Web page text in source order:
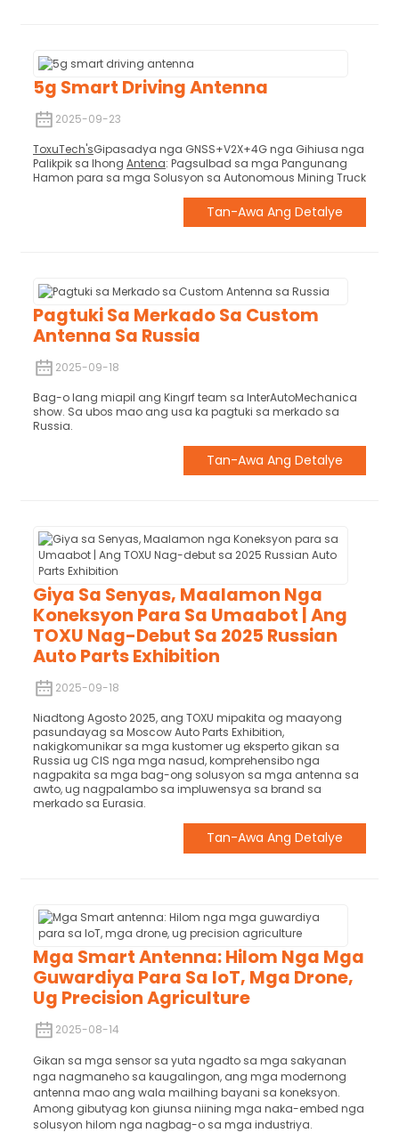
5g Smart Driving Antenna
2025-09-23
ToxuTech'sGipasadya nga GNSS+V2X+4G nga Gihiusa nga
Palikpik sa Ihong Antena: Pagsulbad sa mga Pangunang
Hamon para sa mga Solusyon sa Autonomous Mining Truck
Tan-Awa Ang Detalye
Pagtuki Sa Merkado Sa Custom
Antenna Sa Russia
2025-09-18
Bag-o lang miapil ang Kingrf team sa InterAutoMechanica
show. Sa ubos mao ang usa ka pagtuki sa merkado sa
Russia.
Tan-Awa Ang Detalye
Giya Sa Senyas, Maalamon Nga
Koneksyon Para Sa Umaabot | Ang
TOXU Nag-Debut Sa 2025 Russian
Auto Parts Exhibition
2025-09-18
Niadtong Agosto 2025, ang TOXU mipakita og maayong
pasundayag sa Moscow Auto Parts Exhibition,
nakigkomunikar sa mga kustomer ug eksperto gikan sa
Russia ug CIS nga mga nasud, komprehensibo nga
nagpakita sa mga bag-ong solusyon sa mga antenna sa
awto, ug nagpalambo sa impluwensya sa brand sa
merkado sa Eurasia.
Tan-Awa Ang Detalye
Mga Smart Antenna: Hilom Nga Mga
Guwardiya Para Sa IoT, Mga Drone,
Ug Precision Agriculture
2025-08-14
Gikan sa mga sensor sa yuta ngadto sa mga sakyanan
nga nagmaneho sa kaugalingon, ang mga modernong
antenna mao ang wala mailhing bayani sa koneksyon.
Among gibutyag kon giunsa niining mga naka-embed nga
solusyon hilom nga nagbag-o sa mga industriya.